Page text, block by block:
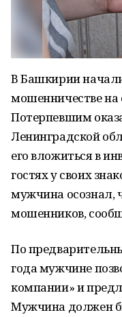
В Башкирии
мошенничестве на
Потерпевшим
Ленинградской
его вложиться в
гостях у своих
мужчина осознал,
мошенников,
По
года мужчине
компании» и
Мужчина должен